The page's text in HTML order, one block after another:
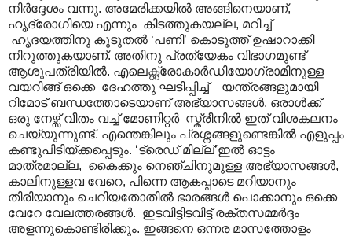
നിർദ്ദേശം വന്നു. അമേരിക്കയിൽ അങ്ങിനെയാണ്,
ഹൃദ്രോഗിയെ എന്നും കിടത്തുകയല്ല, മറിച്ച്
ഹൃദയത്തിനു കൂടുതൽ ‘പണി’ കൊടുത്ത് ഉഷാറാക്കി
നിറുത്തുകയാണ്. അതിനു പ്രത്യേകം വിഭാഗമുണ്ട്
ആശുപത്രിയിൽ. എലെക്റ്റ്രോകാർഡിയോഗ്രാമിനുള്ള
വയറിങ്ങ് ഒക്കെ ദേഹത്തു ഘടിപ്പിച്ച് യന്ത്രങ്ങളുമായി
റിമോട് ബന്ധത്തോടെയാണ് അഭ്യാസങ്ങൾ. ഒരാൾക്ക്
ഒരു നേഴ്സ് വീതം വച്ച് മോണിറ്റർ സ്ക്രീനിൽ ഇത് വിശകലനം
ചെയ്യുന്നുണ്ട്. എന്തെങ്കിലും പ്രശ്നങ്ങളുണ്ടെങ്കിൽ എളുപ്പം
കണ്ടുപിടിയ്ക്കപ്പെടും. ‘ട്രെഡ് മില്ല്’ഇൽ ഓട്ടം
മാത്രമാല്ല, കൈക്കും നെഞ്ചിനുമുള്ള അഭ്യാസങ്ങൾ,
കാലിനുള്ളവ വേറെ, പിന്നെ ആകപ്പാടെ മറിയാനും
തിരിയാനും ചെറിയതോതിൽ ഭാരങ്ങൾ പൊക്കാനും ഒക്കെ
വേറേ വേലത്തരങ്ങൾ. ഇടവിട്ടിടവിട്ട് രക്തസമ്മർദ്ദം
അളന്നുകൊണ്ടിരിക്കും. ഇങ്ങനെ ഒന്നര മാസത്തോളം